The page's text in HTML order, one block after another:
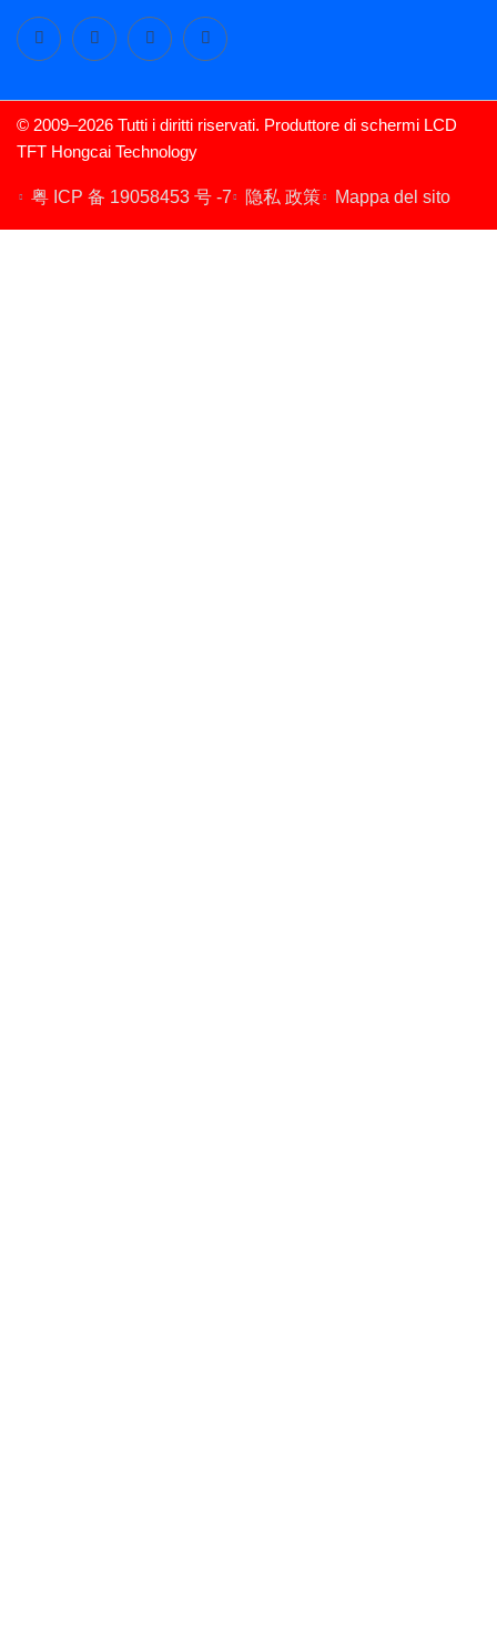
© 2009–2026 Tutti i diritti riservati. Produttore di schermi LCD
TFT Hongcai Technology
粤 ICP 备 19058453 号 -7 隐私 政策 Mappa del sito